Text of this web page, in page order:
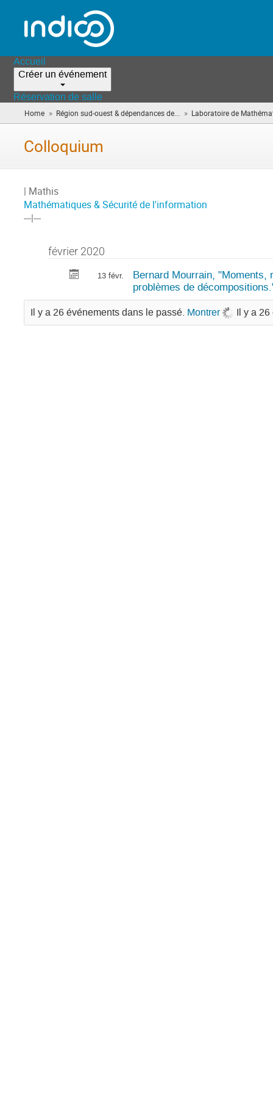
Accueil
Créer un événement
Réservation de salle
Home » Région sud-ouest & dépendances de... » Laboratoire de
Colloquium
| Mathis
Mathématiques & Sécurité de l'information
---|---
février 2020
13 févr.
Bernard Mourrain,
problèmes de
Il y a 26 événements dans le passé. Montrer Il y a